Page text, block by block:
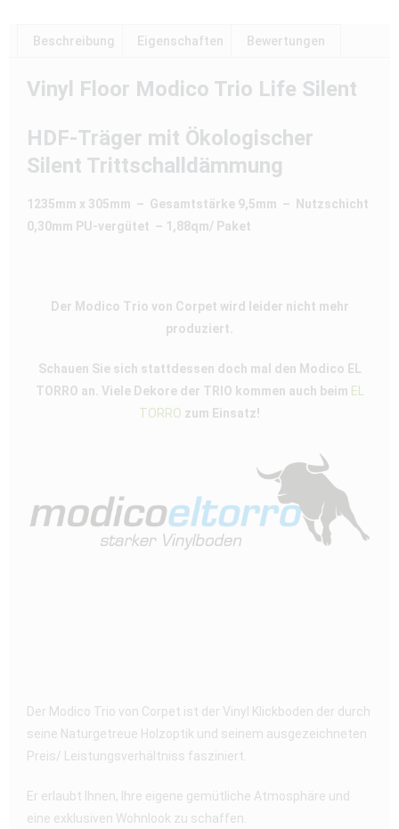
Beschreibung Eigenschaften Bewertungen
Vinyl Floor Modico Trio Life Silent
HDF-Träger mit Ökologischer
Silent Trittschalldämmung
1235mm x 305mm – Gesamtstärke 9,5mm – Nutzschicht
0,30mm PU-vergütet – 1,88qm/ Paket
Der Modico Trio von Corpet wird leider nicht mehr
produziert.
Schauen Sie sich stattdessen doch mal den Modico EL
TORRO an. Viele Dekore der TRIO kommen auch beim EL
TORRO zum Einsatz!
Der Modico Trio von Corpet ist der Vinyl Klickboden der durch
seine Naturgetreue Holzoptik und seinem ausgezeichneten
Preis/ Leistungsverhältniss fasziniert.
Er erlaubt Ihnen, Ihre eigene gemütliche Atmosphäre und
eine exklusiven Wohnlook zu schaffen.